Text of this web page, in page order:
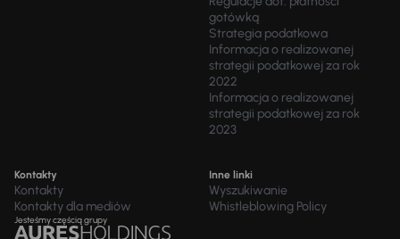
gotówką
Strategia podatkowa
Informacja o realizowanej
strategii podatkowej za rok
2022
Informacja o realizowanej
strategii podatkowej za rok
2023
Kontakty
Kontakty
Kontakty dla mediów
Inne linki
Wyszukiwanie
Whistleblowing Policy
Jesteśmy częścią grupy